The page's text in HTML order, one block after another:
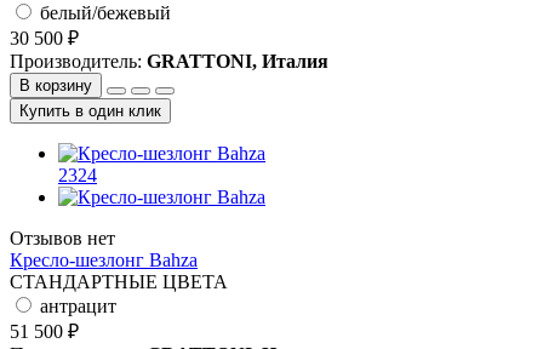
белый/бежевый
30 500 ₽
Производитель: GRATTONI, Италия
В корзину
Купить в один клик
2324
Отзывов нет
Кресло-шезлонг Bahza
СТАНДАРТНЫЕ ЦВЕТА
антрацит
51 500 ₽